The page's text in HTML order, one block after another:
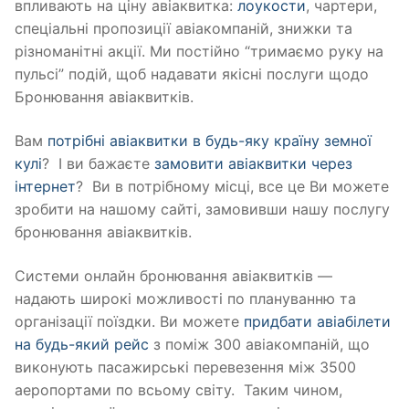
впливають на ціну авіаквитка: лоукости, чартери,
спеціальні пропозиції авіакомпаній, знижки та
різноманітні акції. Ми постійно “тримаємо руку на
пульсі” подій, щоб надавати якісні послуги щодо
Бронювання авіаквитків.
Вам потрібні авіаквитки в будь-яку країну земної
кулі? І ви бажаєте замовити авіаквитки через
інтернет? Ви в потрібному місці, все це Ви можете
зробити на нашому сайті, замовивши нашу послугу
бронювання авіаквитків.
Системи онлайн бронювання авіаквитків —
надають широкі можливості по плануванню та
організації поїздки. Ви можете придбати авіабілети
на будь-який рейс з поміж 300 авіакомпаній, що
виконують пасажирські перевезення між 3500
аеропортами по всьому світу. Таким чином,